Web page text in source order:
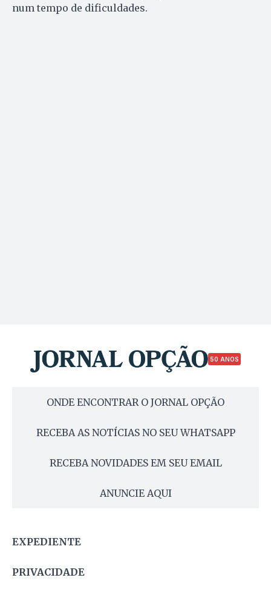
num tempo de dificuldades.
50 ANOS
ONDE ENCONTRAR O JORNAL OPÇÃO
RECEBA AS NOTÍCIAS NO SEU WHATSAPP
RECEBA NOVIDADES EM SEU EMAIL
ANUNCIE AQUI
EXPEDIENTE
PRIVACIDADE